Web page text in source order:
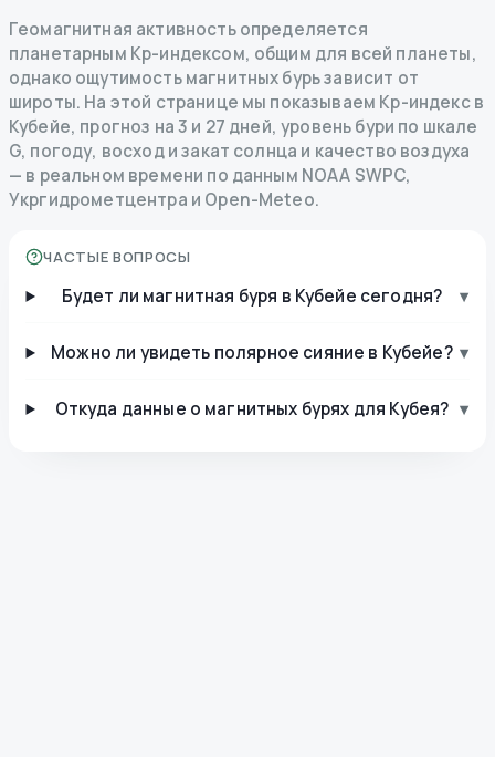
Геомагнитная активность определяется
планетарным Kp-индексом, общим для всей планеты,
однако ощутимость магнитных бурь зависит от
широты. На этой странице мы показываем Kp-индекс в
Кубейе, прогноз на 3 и 27 дней, уровень бури по шкале
G, погоду, восход и закат солнца и качество воздуха
— в реальном времени по данным NOAA SWPC,
Укргидрометцентра и Open-Meteo.
ЧАСТЫЕ ВОПРОСЫ
Будет ли магнитная буря в Кубейе сегодня? ▾
Можно ли увидеть полярное сияние в Кубейе? ▾
Откуда данные о магнитных бурях для Кубея? ▾